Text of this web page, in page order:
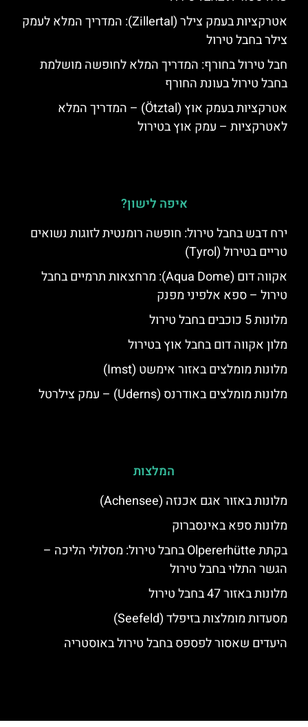
אטרקציות בעמק צילר (Zillertal): המדריך המלא לעמק
צילר בחבל טירול
חבל טירול בחורף: המדריך המלא לחופשה מושלמת
בחבל טירול בעונת החורף
אטרקציות בעמק אוץ (Ötztal) – המדריך המלא
לאטרקציות – עמק אוץ בטירול
איפה לישון?
ירח דבש בחבל טירול: חופשה רומנטית לזוגות נשואים
טריים בטירול (Tyrol)
אקווה דום (Aqua Dome): מרחצאות תרמיים בחבל
טירול – ספא אלפיני מפנק
מלונות 5 כוכבים בחבל טירול
מלון אקווה דום בחבל אוץ בטירול
מלונות מומלצים באזור אימשט (Imst)
מלונות מומלצים באודרנס (Uderns) – עמק צילרטל
המלצות
מלונות באזור אגם אכנזה (Achensee)
מלונות ספא באינסברוק
בקתת Olpererhütte בחבל טירול: מסלולי הליכה –
הגשר התלוי בחבל טירול
מלונות באזור 47 בחבל טירול
מסעדות מומלצות בזיפלד (Seefeld)
היעדים שאסור לפספס בחבל טירול באוסטריה